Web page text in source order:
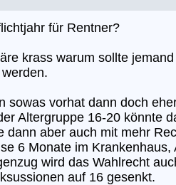
für Rentner?
krass warum sollte
sowas vorhat dann doch
Altergruppe 16-20 könnte
dann aber auch mit mehr
6 Monate im
wird das Wahlrecht
auf 16 gesenkt.